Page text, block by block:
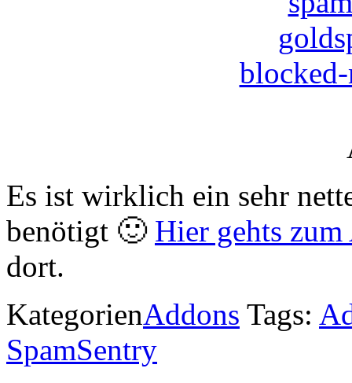
Es ist wirklich ein sehr
benötigt 🙂 Hier gehts
dort.
KategorienAddons Tags:
SpamSentry